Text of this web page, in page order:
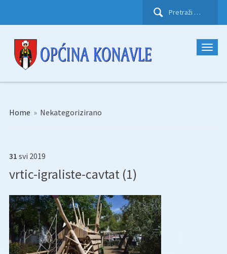
Pretraži:
Home » Nekategorizirano
31 svi 2019
vrtic-igraliste-cavtat (1)